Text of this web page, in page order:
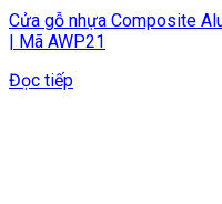
Cửa gỗ nhựa Composite
| Mã AWP21
Đọc tiếp